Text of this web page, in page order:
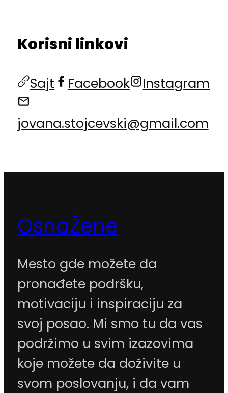
Korisni linkovi
Sajt Facebook Instagram
jovana.stojcevski@gmail.com
OsnaŽene
Mesto gde možete da
pronađete podršku,
motivaciju i inspiraciju za
svoj posao. Mi smo tu da vas
podržimo u svim izazovima
koje možete da doživite u
svom poslovanju, i da vam